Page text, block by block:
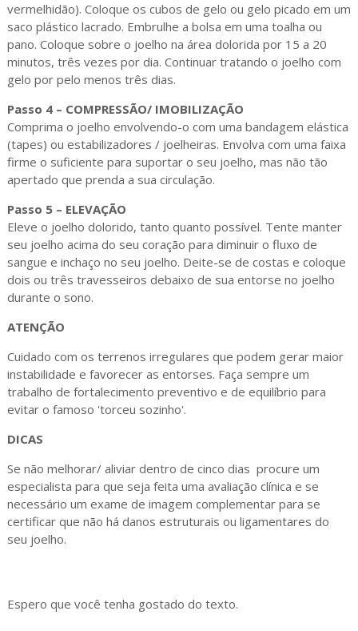
vermelhidão). Coloque os cubos de gelo ou gelo picado em um
saco plástico lacrado. Embrulhe a bolsa em uma toalha ou
pano. Coloque sobre o joelho na área dolorida por 15 a 20
minutos, três vezes por dia. Continuar tratando o joelho com
gelo por pelo menos três dias.
Passo 4 – COMPRESSÃO/ IMOBILIZAÇÃO
Comprima o joelho envolvendo-o com uma bandagem elástica
(tapes) ou estabilizadores / joelheiras. Envolva com uma faixa
firme o suficiente para suportar o seu joelho, mas não tão
apertado que prenda a sua circulação.
Passo 5 – ELEVAÇÃO
Eleve o joelho dolorido, tanto quanto possível. Tente manter
seu joelho acima do seu coração para diminuir o fluxo de
sangue e inchaço no seu joelho. Deite-se de costas e coloque
dois ou três travesseiros debaixo de sua entorse no joelho
durante o sono.
ATENÇÃO
Cuidado com os terrenos irregulares que podem gerar maior
instabilidade e favorecer as entorses. Faça sempre um
trabalho de fortalecimento preventivo e de equilíbrio para
evitar o famoso 'torceu sozinho'.
DICAS
Se não melhorar/ aliviar dentro de cinco dias procure um
especialista para que seja feita uma avaliação clínica e se
necessário um exame de imagem complementar para se
certificar que não há danos estruturais ou ligamentares do
seu joelho.
Espero que você tenha gostado do texto.